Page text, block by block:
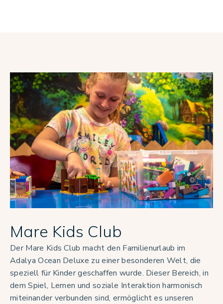
Mare Kids Club
Der Mare Kids Club macht den Familienurlaub im
Adalya Ocean Deluxe zu einer besonderen Welt, die
speziell für Kinder geschaffen wurde. Dieser Bereich, in
dem Spiel, Lernen und soziale Interaktion harmonisch
miteinander verbunden sind, ermöglicht es unseren